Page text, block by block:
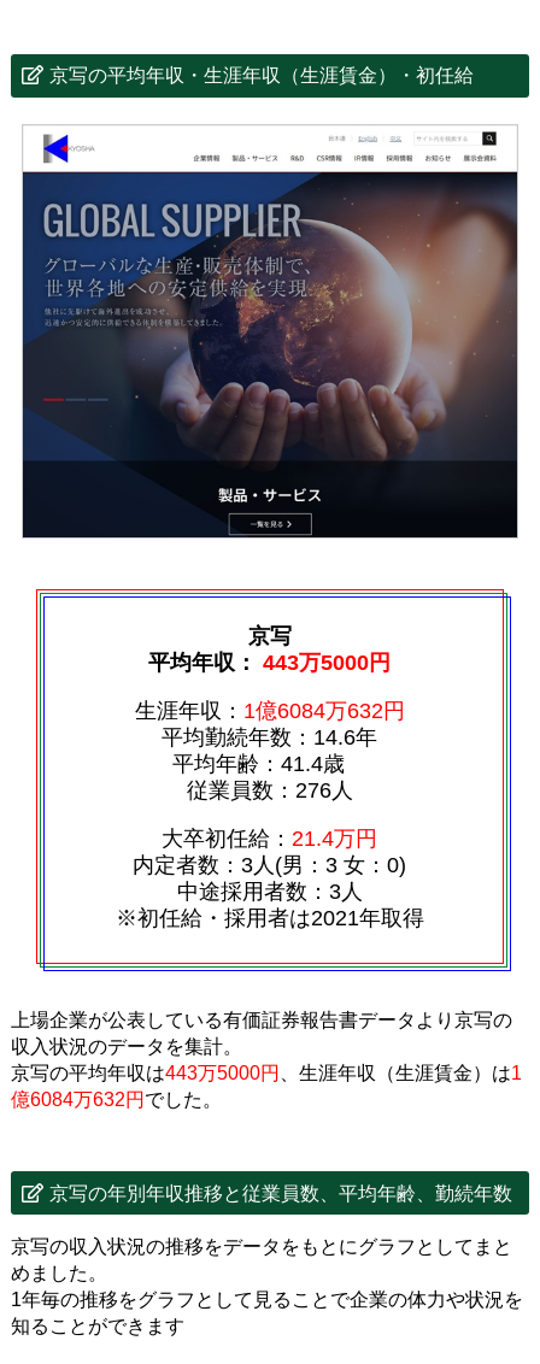
京写の平均年収・生涯年収（生涯賃金）・初任給
京写
平均年収：443万5000円
生涯年収： 1億6084万632円
平均勤続年数：14.6年
平均年齢：41.4歳
従業員数：276人
大卒初任給： 21.4万円
内定者数：3人(男：3 女：0)
中途採用者数：3人
※初任給・採用者は2021年取得
上場企業が公表している有価証券報告書データより京写の
収入状況のデータを集計。
京写の平均年収は443万5000円 、生涯年収（生涯賃金）は1
億6084万632円 でした。
京写の年別年収推移と従業員数、平均年齢、勤続年数
京写の収入状況の推移をデータをもとにグラフとしてまと
めました。
1年毎の推移をグラフとして見ることで企業の体力や状況を
知ることができます